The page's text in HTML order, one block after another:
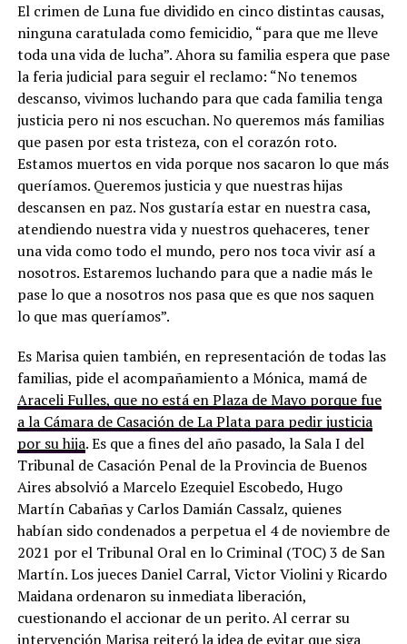
El crimen de Luna fue dividido en cinco distintas causas,
ninguna caratulada como femicidio, “para que me lleve
toda una vida de lucha”. Ahora su familia espera que pase
la feria judicial para seguir el reclamo: “No tenemos
descanso, vivimos luchando para que cada familia tenga
justicia pero ni nos escuchan. No queremos más familias
que pasen por esta tristeza, con el corazón roto.
Estamos muertos en vida porque nos sacaron lo que más
queríamos. Queremos justicia y que nuestras hijas
descansen en paz. Nos gustaría estar en nuestra casa,
atendiendo nuestra vida y nuestros quehaceres, tener
una vida como todo el mundo, pero nos toca vivir así a
nosotros. Estaremos luchando para que a nadie más le
pase lo que a nosotros nos pasa que es que nos saquen
lo que mas queríamos”.
Es Marisa quien también, en representación de todas las
familias, pide el acompañamiento a Mónica, mamá de
Araceli Fulles, que no está en Plaza de Mayo porque fue
a la Cámara de Casación de La Plata para pedir justicia
por su hija. Es que a fines del año pasado, la Sala I del
Tribunal de Casación Penal de la Provincia de Buenos
Aires absolvió a Marcelo Ezequiel Escobedo, Hugo
Martín Cabañas y Carlos Damián Cassalz, quienes
habían sido condenados a perpetua el 4 de noviembre de
2021 por el Tribunal Oral en lo Criminal (TOC) 3 de San
Martín. Los jueces Daniel Carral, Victor Violini y Ricardo
Maidana ordenaron su inmediata liberación,
cuestionando el accionar de un perito. Al cerrar su
intervención Marisa reiteró la idea de evitar que siga